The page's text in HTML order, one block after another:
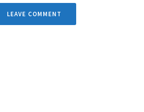
LEAVE COMMENT